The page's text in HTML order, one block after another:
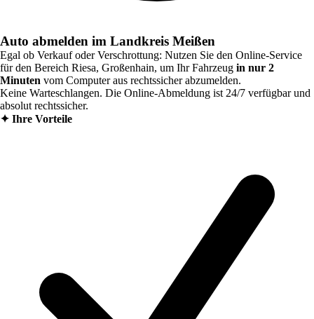
Auto abmelden im Landkreis Meißen
Egal ob Verkauf oder Verschrottung: Nutzen Sie den Online-Service
für den Bereich Riesa, Großenhain, um Ihr Fahrzeug in nur 2
Minuten vom Computer aus rechtssicher abzumelden.
Keine Warteschlangen. Die Online-Abmeldung ist 24/7 verfügbar und
absolut rechtssicher.
✦ Ihre Vorteile